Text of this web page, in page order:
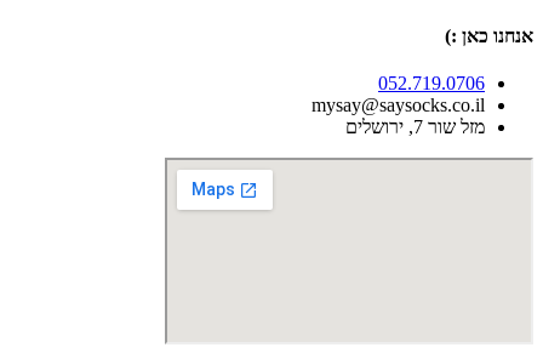
אנחנו כאן :)
052.719.0706
mysay@saysocks.co.il‏
מזל שור 7, ירושלים